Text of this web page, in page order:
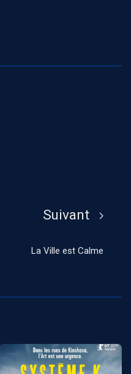
Suivant
La Ville est Calme